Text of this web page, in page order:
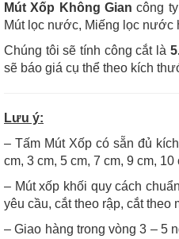
Mút Xốp Không Giancông
Mút lọc nước, Miếng lọc nước
Chúng tôi sẽ tính công cắt là
sẽ báo giá cụ thể theo kích
Lưu ý:
– Tấm Mút Xốp có sẵn đủ
cm, 3 cm, 5 cm, 7 cm, 9 cm,
– Mút xốp khối quy cách
yêu cầu, cắt theo rập, cắt theo
– Giao hàng trong vòng 3 – 5